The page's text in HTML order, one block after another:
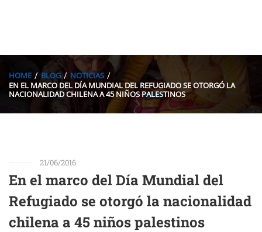
HOME BLOG
NOTICIAS
EN EL MARCO DEL DÍA MUNDIAL DEL REFUGIADO SE OTORGÓ LA
NACIONALIDAD CHILENA A 45 NIÑOS PALESTINOS
21/06/2016
En el marco del Día Mundial del
Refugiado se otorgó la nacionalidad
chilena a 45 niños palestinos